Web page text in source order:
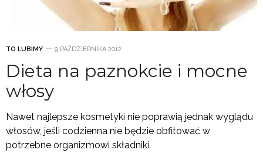
TO LUBIMY 9 PAŹDZIERNIKA 2012
Dieta na paznokcie i mocne
włosy
Nawet najlepsze kosmetyki nie poprawią jednak wyglądu
włosów, jeśli codzienna nie będzie obfitować w
potrzebne organizmowi składniki.